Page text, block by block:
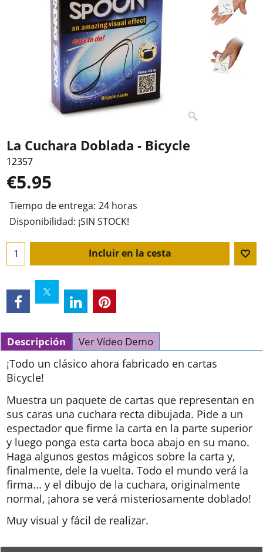
La Cuchara Doblada - Bicycle
12357
€5.95
Tiempo de entrega: 24 horas
Disponibilidad: ¡SIN STOCK!
Incluir en la cesta
Descripción Ver Vídeo Demo
¡Todo un clásico ahora fabricado en cartas
Bicycle!
Muestra un paquete de cartas que representan en
sus caras una cuchara recta dibujada. Pide a un
espectador que firme la carta en la parte superior
y luego ponga esta carta boca abajo en su mano.
Haga algunos gestos mágicos sobre la carta y,
finalmente, dele la vuelta. Todo el mundo verá la
firma... y el dibujo de la cuchara, originalmente
normal, ¡ahora se verá misteriosamente doblado!
Muy visual y fácil de realizar.